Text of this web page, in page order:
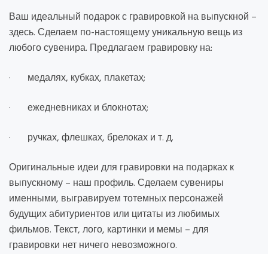
Ваш идеальный подарок с гравировкой на выпускной –
здесь. Сделаем по-настоящему уникальную вещь из
любого сувенира. Предлагаем гравировку на:
· медалях, кубках, плакетах;
· ежедневниках и блокнотах;
· ручках, флешках, брелоках и т. д.
Оригинальные идеи для гравировки на подарках к
выпускному – наш профиль. Сделаем сувениры
именными, выгравируем тотемных персонажей
будущих абитуриентов или цитаты из любимых
фильмов. Текст, лого, картинки и мемы – для
гравировки нет ничего невозможного.